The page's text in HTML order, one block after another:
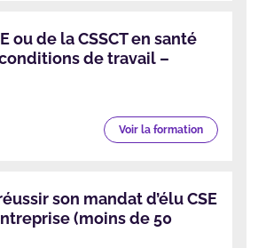
ou de la CSSCT en santé
de travail –
Voir la formation
son mandat d’élu CSE
(moins de 50